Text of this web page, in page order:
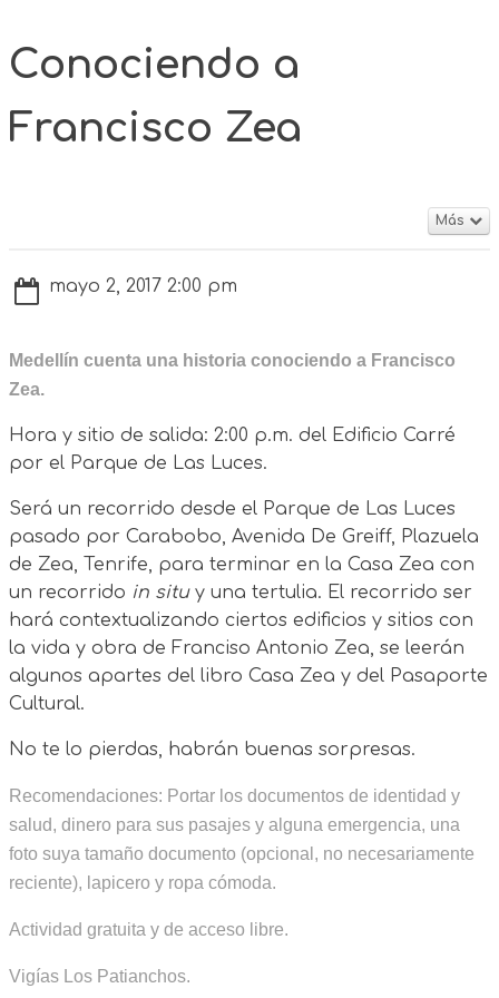
Conociendo a
Francisco Zea
Más
mayo 2, 2017 2:00 pm
Medellín cuenta una historia conociendo a Francisco
Zea.
Hora y sitio de salida: 2:00 p.m. del Edificio Carré
por el Parque de Las Luces.
Será un recorrido desde el Parque de Las Luces
pasado por Carabobo, Avenida De Greiff, Plazuela
de Zea, Tenrife, para terminar en la Casa Zea con
un recorrido in situy una tertulia. El recorrido ser
hará contextualizando ciertos edificios y sitios con
la vida y obra de Franciso Antonio Zea, se leerán
algunos apartes del libro Casa Zea y del Pasaporte
Cultural.
No te lo pierdas, habrán buenas sorpresas.
Recomendaciones: Portar los documentos de identidad y
salud, dinero para sus pasajes y alguna emergencia, una
foto suya tamaño documento (opcional, no necesariamente
reciente), lapicero y ropa cómoda.
Actividad gratuita y de acceso libre.
Vigías Los Patianchos.